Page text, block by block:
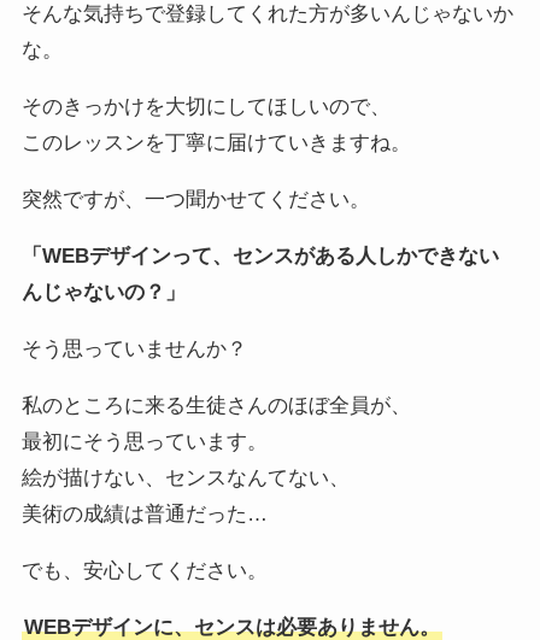
そんな気持ちで登録してくれた方が多いんじゃないか
な。
そのきっかけを大切にしてほしいので、
このレッスンを丁寧に届けていきますね。
突然ですが、一つ聞かせてください。
「WEBデザインって、センスがある人しかできない
んじゃないの？」
そう思っていませんか？
私のところに来る生徒さんのほぼ全員が、
最初にそう思っています。
絵が描けない、センスなんてない、
美術の成績は普通だった…
でも、安心してください。
WEBデザインに、センスは必要ありません。